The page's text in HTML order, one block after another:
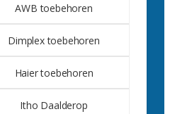
AWB toebehoren
Dimplex toebehoren
Haier toebehoren
Itho Daalderop